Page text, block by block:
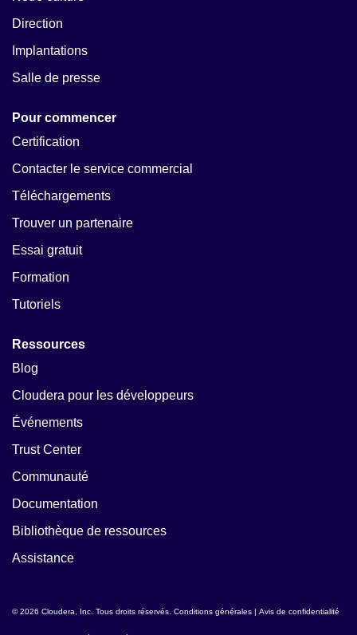
Direction
Implantations
Salle de presse
Pour commencer
Certification
Contacter le service commercial
Téléchargements
Trouver un partenaire
Essai gratuit
Formation
Tutoriels
Ressources
Blog
Cloudera pour les développeurs
Événements
Trust Center
Communauté
Documentation
Bibliothèque de ressources
Assistance
© 2026 Cloudera, Inc. Tous droits réservés. Conditions générales | Avis de confidentialité